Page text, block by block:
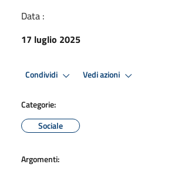
Data :
17 luglio 2025
Condividi Vedi azioni
Categorie:
Sociale
Argomenti: